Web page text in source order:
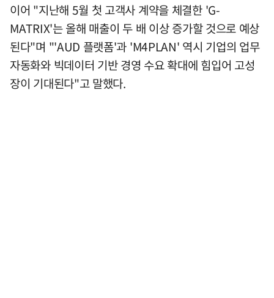
이어 "지난해 5월 첫 고객사 계약을 체결한 'G-
MATRIX'는 올해 매출이 두 배 이상 증가할 것으로 예상
된다"며 "'AUD 플랫폼'과 'M4PLAN' 역시 기업의 업무
자동화와 빅데이터 기반 경영 수요 확대에 힘입어 고성
장이 기대된다"고 말했다.